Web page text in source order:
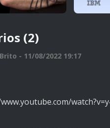
(2)
- 11/08/2022 19:17